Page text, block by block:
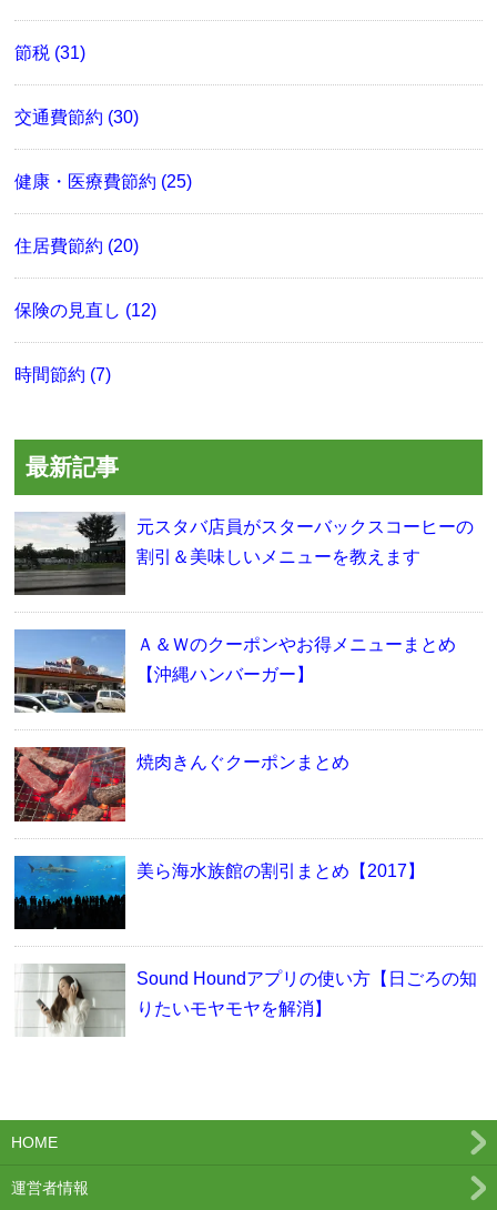
節税 (31)
交通費節約 (30)
健康・医療費節約 (25)
住居費節約 (20)
保険の見直し (12)
時間節約 (7)
最新記事
元スタバ店員がスターバックスコーヒーの
割引＆美味しいメニューを教えます
Ａ＆Ｗのクーポンやお得メニューまとめ
【沖縄ハンバーガー】
焼肉きんぐクーポンまとめ
美ら海水族館の割引まとめ【2017】
Sound Houndアプリの使い方【日ごろの知
りたいモヤモヤを解消】
HOME
運営者情報